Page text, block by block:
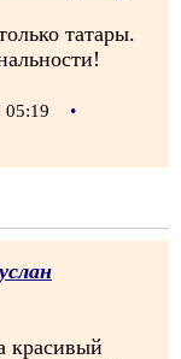
татары.
05:19
•
красивый